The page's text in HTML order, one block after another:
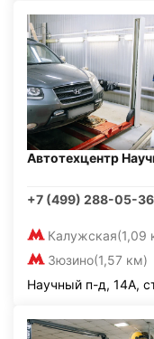
Автотехцентр
+7 (499) 288-05-36
Калужская(1,09
Зюзино(1,57 км)
Научный п-д, 14А,